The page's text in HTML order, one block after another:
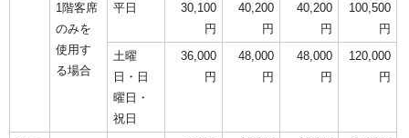
1階客席
のみを
使用す
る場合
平日
30,100
円
40,200
円
40,200
円
100,500
円
土曜
日・日
曜日・
祝日
36,000
円
48,000
円
48,000
円
120,000
円